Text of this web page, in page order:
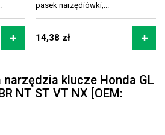
pasek narzędiówki,...
14,38 zł
klucze Honda GL
NT ST VT NX [OEM: